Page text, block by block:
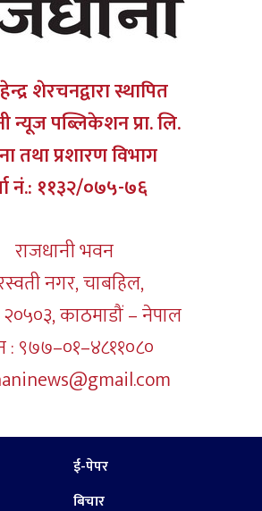
शेरचनद्वारा स्थापित
न्यूज पब्लिकेशन प्रा. लि.
तथा प्रशारण विभाग
नं.: ११३२/०७५-७६
राजधानी भवन
नगर, चाबहिल,
२०५०३, काठमाडौं – नेपाल
: ९७७–०१–४८११०८०
ई-पेपर
बिचार